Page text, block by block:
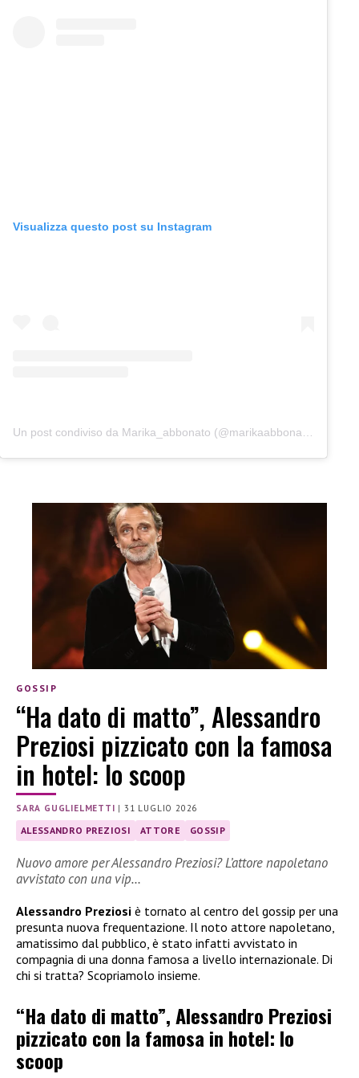
Visualizza questo post su Instagram
Un post condiviso da Marika_abbonato (@marikaabbonato_)
GOSSIP
“Ha dato di matto”, Alessandro
Preziosi pizzicato con la famosa
in hotel: lo scoop
SARA GUGLIELMETTI |31 LUGLIO 2026
ALESSANDRO PREZIOSI ATTORE GOSSIP
Nuovo amore per Alessandro Preziosi? L’attore napoletano
avvistato con una vip…
Alessandro Preziosi è tornato al centro del gossip per una
presunta nuova frequentazione. Il noto attore napoletano,
amatissimo dal pubblico, è stato infatti avvistato in
compagnia di una donna famosa a livello internazionale. Di
chi si tratta? Scopriamolo insieme.
“Ha dato di matto”, Alessandro Preziosi
pizzicato con la famosa in hotel: lo
scoop